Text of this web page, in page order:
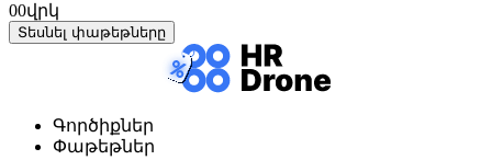
00վրկ
Տեսնել փաթեթները
Գործիքներ
Փաթեթներ